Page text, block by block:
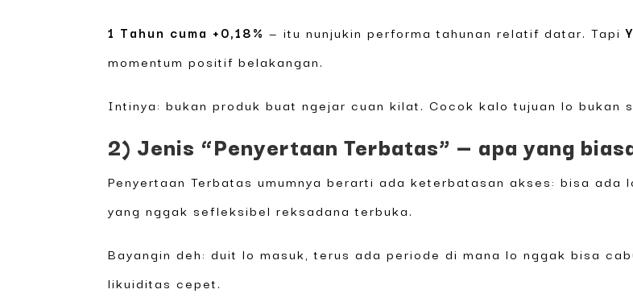
1 Tahun cuma +0,18% — itu nunjukin performa tahunan relatif datar. Tapi
momentum positif belakangan.
Intinya: bukan produk buat ngejar cuan kilat. Cocok kalo tujuan lo bukan
2) Jenis “Penyertaan Terbatas” — apa yang
Penyertaan Terbatas umumnya berarti ada keterbatasan akses: bisa
yang nggak sefleksibel reksadana terbuka.
Bayangin deh: duit lo masuk, terus ada periode di mana lo nggak bisa
likuiditas cepet.